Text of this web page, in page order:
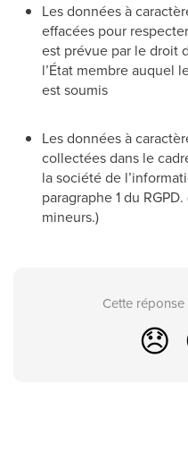
Les données à
effacées pour
est prévue par le droit
l’État membre auquel
est soumis
Les données à
collectées dans le
la société de
paragraphe 1 du
mineurs.)
Cette
😞